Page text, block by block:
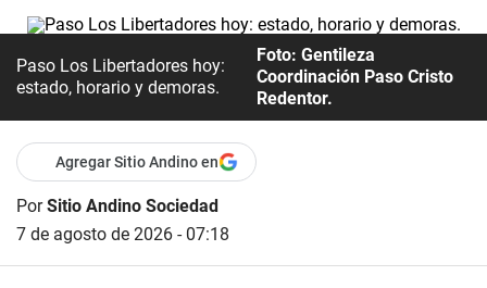
Paso Los Libertadores hoy:
estado, horario y demoras.
Foto: Gentileza
Coordinación Paso Cristo
Redentor.
Agregar Sitio Andino en
PorSitio Andino Sociedad
7 de agosto de 2026 - 07:18